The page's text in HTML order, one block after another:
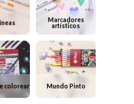
Marcadores
artísticos
colorear Mundo Pinto